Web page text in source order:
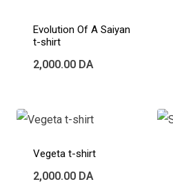
Evolution Of A Saiyan
t-shirt
2,000.00 DA
Vegeta t-shirt
2,000.00 DA